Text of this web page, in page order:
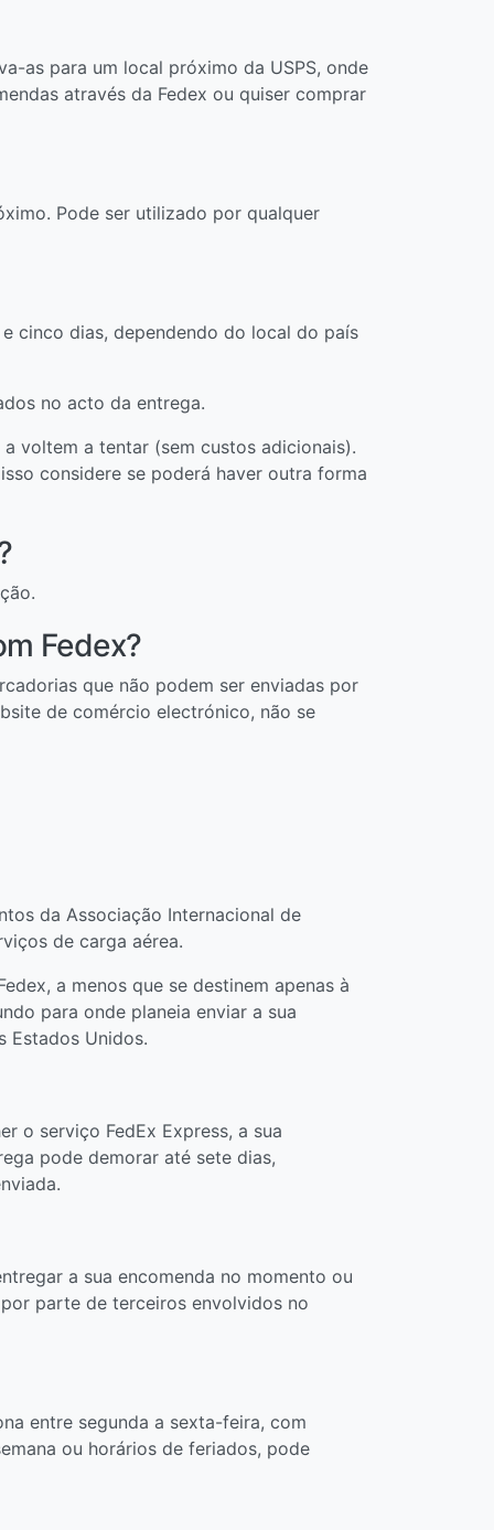
as para um local próximo da USPS, onde
através da Fedex ou quiser comprar
Pode ser utilizado por qualquer
cinco dias, dependendo do local do país
no acto da entrega.
voltem a tentar (sem custos adicionais).
considere se poderá haver outra forma
Fedex?
que não podem ser enviadas por
de comércio electrónico, não se
da Associação Internacional de
de carga aérea.
a menos que se destinem apenas à
para onde planeia enviar a sua
Estados Unidos.
o serviço FedEx Express, a sua
pode demorar até sete dias,
a sua encomenda no momento ou
parte de terceiros envolvidos no
entre segunda a sexta-feira, com
ou horários de feriados, pode